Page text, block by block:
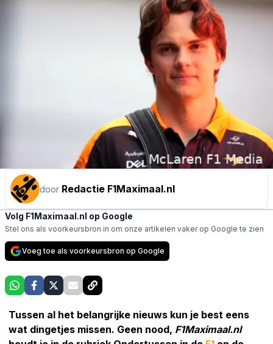
door Redactie F1Maximaal.nl
Volg F1Maximaal.nl op Google
Stel ons als voorkeursbron in om onze artikelen vaker op Google te zien
Voeg toe als voorkeursbron op Google
Tussen al het belangrijke nieuws kun je best eens
wat dingetjes missen. Geen nood, F1Maximaal.nl